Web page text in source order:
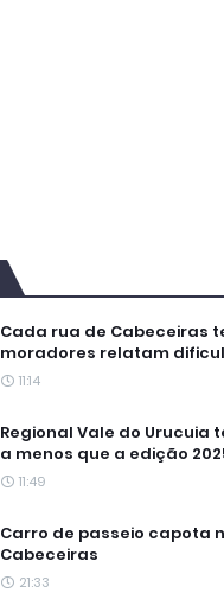
Cada rua de Cabeceiras
moradores relatam
11:14
Regional Vale do Urucuia
a menos que a edição
11:49
Carro de passeio capota
Cabeceiras
21:33